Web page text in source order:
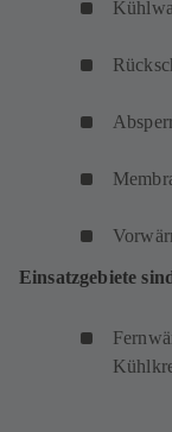
Einsatzgebiete